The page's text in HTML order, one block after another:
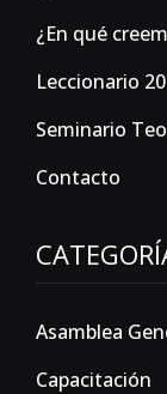
¿En qué
Leccionario
Seminario
Contacto
Asamblea
Capacitación